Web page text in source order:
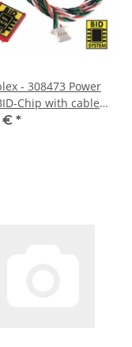
- 308473 Power
Chip with cable
€ *